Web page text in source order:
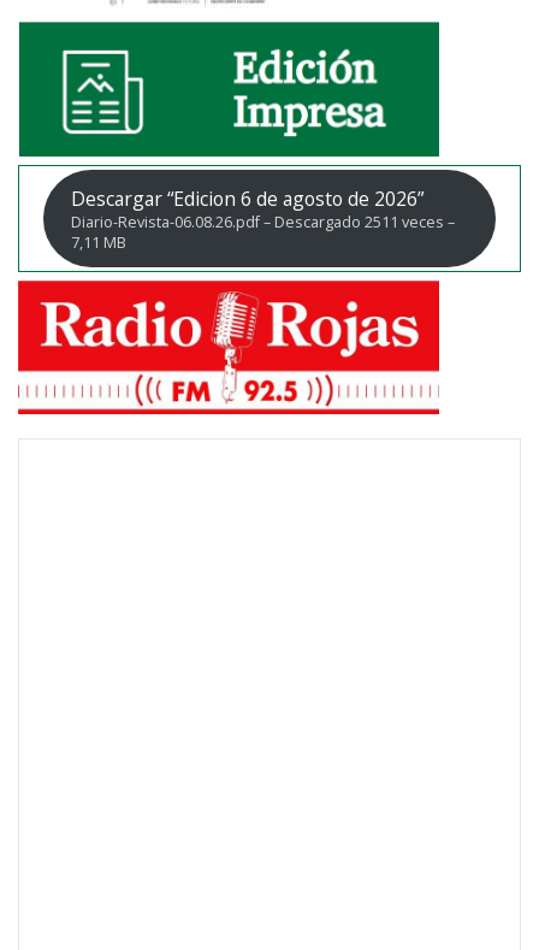
Descargar “Edicion 6 de agosto de 2026”
Diario-Revista-06.08.26.pdf – Descargado 2511 veces –
7,11 MB